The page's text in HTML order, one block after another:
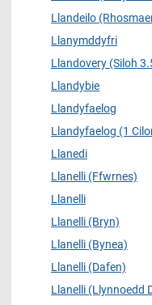
Llandeilo
Llanymddyfri
Llandovery (Siloh
Llandybie
Llandyfaelog
Llandyfaelog (1
Llanedi
Llanelli (Ffwrnes)
Llanelli
Llanelli (Bryn)
Llanelli (Bynea)
Llanelli (Dafen)
Llanelli (Llynnoedd